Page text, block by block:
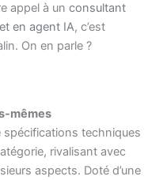
appel à un consultant
en agent IA, c’est
On en parle ?
mêmes
spécifications techniques
rivalisant avec
aspects. Doté d’une